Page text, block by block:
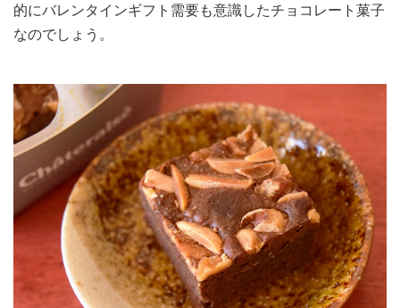
的にバレンタインギフト需要も意識したチョコレート菓子
なのでしょう。